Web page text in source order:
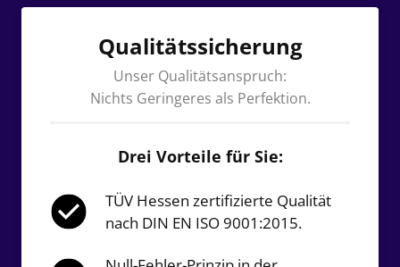
Qualitätssicherung
Unser Qualitätsanspruch:
Nichts Geringeres als Perfektion.
Drei Vorteile für Sie:
TÜV Hessen zertifizierte Qualität
nach DIN EN ISO 9001:2015.